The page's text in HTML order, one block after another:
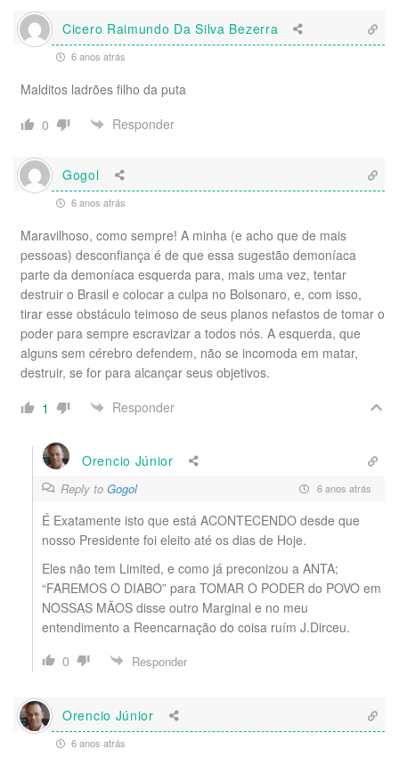
Cicero Raimundo Da Silva Bezerra
6 anos atrás
Malditos ladrões filho da puta
0
Responder
Gogol
6 anos atrás
Maravilhoso, como sempre! A minha (e acho que de mais
pessoas) desconfiança é de que essa sugestão demoníaca
parte da demoníaca esquerda para, mais uma vez, tentar
destruir o Brasil e colocar a culpa no Bolsonaro, e, com isso,
tirar esse obstáculo teimoso de seus planos nefastos de tomar o
poder para sempre escravizar a todos nós. A esquerda, que
alguns sem cérebro defendem, não se incomoda em matar,
destruir, se for para alcançar seus objetivos.
1
Responder
Orencio Júnior
Reply to Gogol 6 anos atrás
É Exatamente isto que está ACONTECENDO desde que
nosso Presidente foi eleito até os dias de Hoje.
Eles não tem Limited, e como já preconizou a ANTA;
“FAREMOS O DIABO” para TOMAR O PODER do POVO em
NOSSAS MÃOS disse outro Marginal e no meu
entendimento a Reencarnação do coisa ruím J.Dirceu.
0
Responder
Orencio Júnior
6 anos atrás